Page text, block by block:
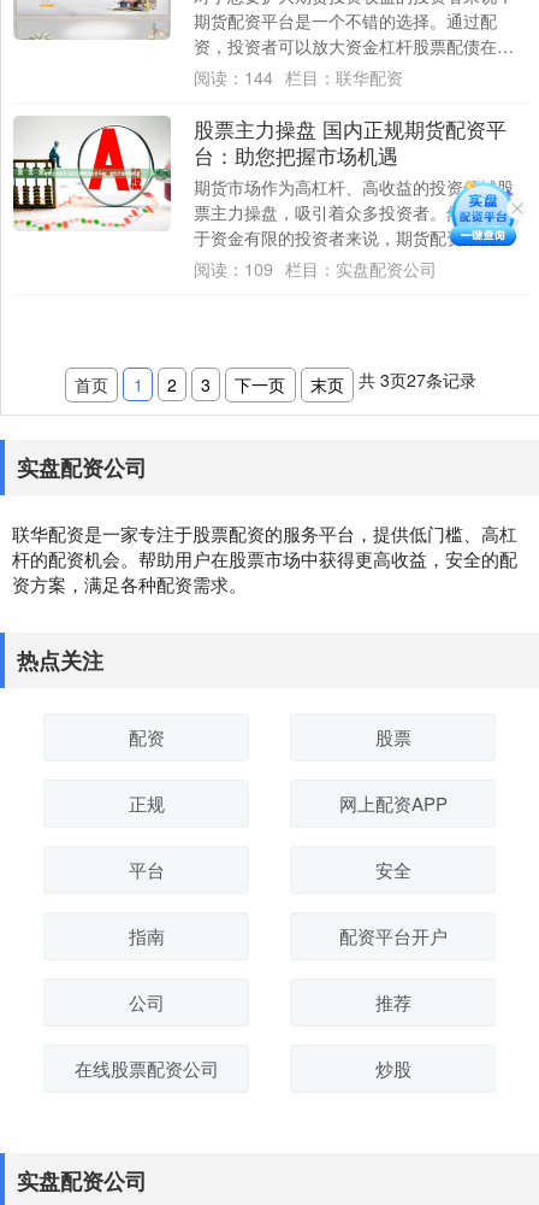
期货配资平台是一个不错的选择。通过配
资，投资者可以放大资金杠杆股票配债在股
票里怎么查，提高投资收益率。 炒股配资给
阅读： 144 栏目： 联华配资
股票主力操盘 国内正规期货配资平
台：助您把握市场机遇
期货市场作为高杠杆、高收益的投资领域股
票主力操盘，吸引着众多投资者。然而，对
于资金有限的投资者来说，期货配资平台无
疑是把握市场机遇的利器。 * **配资基础：
阅读： 109 栏目： 实盘配资公司
首页 1 2 3 下一页 末页 共 3页27条记录
实盘配资公司
联华配资是一家专注于股票配资的服务平台，提供低门槛、高杠
杆的配资机会。帮助用户在股票市场中获得更高收益，安全的配
资方案，满足各种配资需求。
热点关注
配资 股票
正规 网上配资APP
平台 安全
指南 配资平台开户
公司 推荐
在线股票配资公司 炒股
实盘配资公司